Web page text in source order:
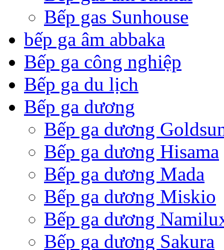
Bếp gas Sunhouse
bếp ga âm abbaka
Bếp ga công nghiệp
Bếp ga du lịch
Bếp ga dương
Bếp ga dương
Bếp ga dương Hisama
Bếp ga dương Mada
Bếp ga dương Miskio
Bếp ga dương
Bếp ga dương Sakura